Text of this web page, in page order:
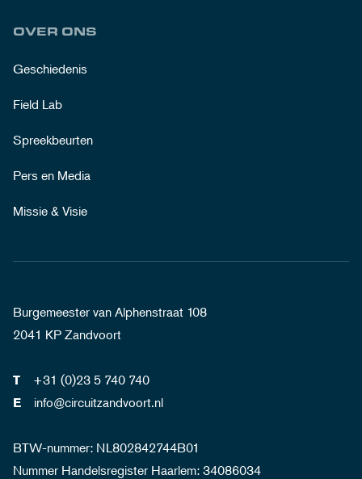
OVER ONS
Geschiedenis
Field Lab
Spreekbeurten
Pers en Media
Missie & Visie
Burgemeester van Alphenstraat 108
2041 KP Zandvoort
T +31 (0)23 5 740 740
E info@circuitzandvoort.nl
BTW-nummer: NL802842744B01
Nummer Handelsregister Haarlem: 34086034